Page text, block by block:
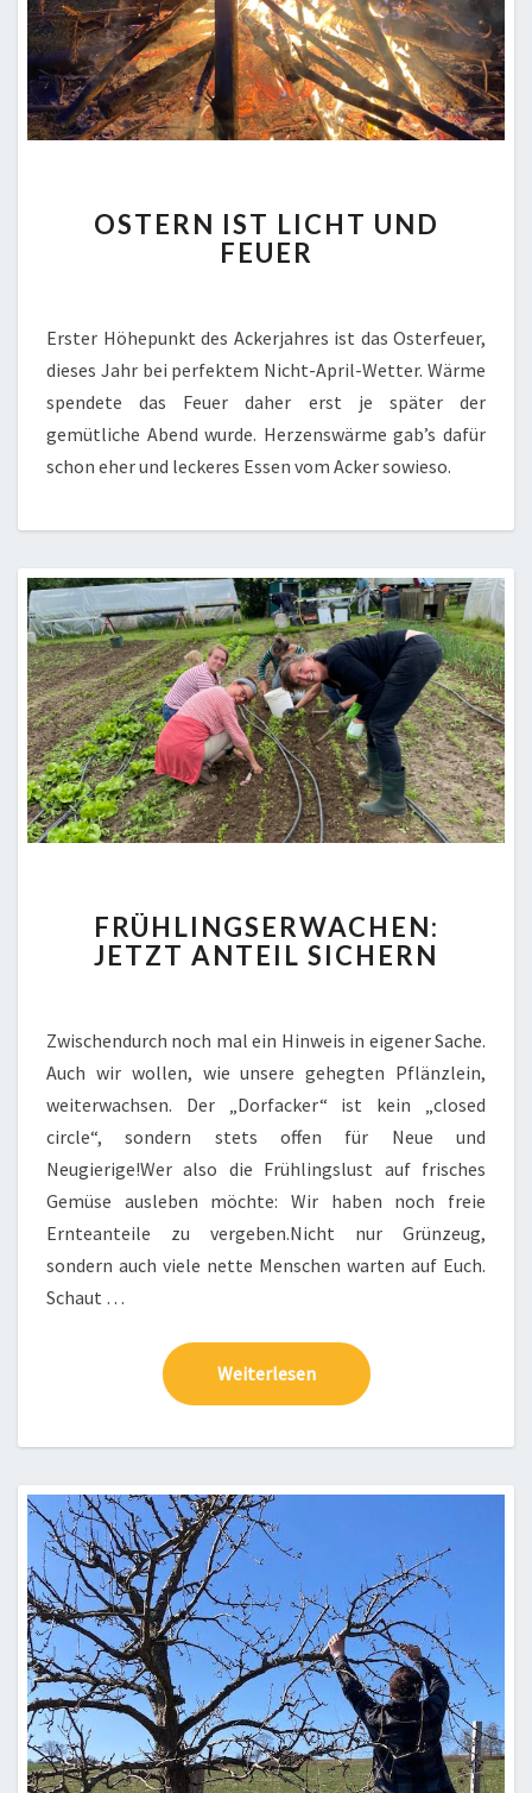
IST
LICHT
OSTERN IST LICHT UND
FEUER
Erster Höhepunkt des Ackerjahres ist das Osterfeuer,
dieses Jahr bei perfektem Nicht-April-Wetter. Wärme
spendete das Feuer daher erst je später der
gemütliche Abend wurde. Herzenswärme gab’s dafür
schon eher und leckeres Essen vom Acker sowieso.
JETZT
ANTEIL
FRÜHLINGSERWACHEN:
JETZT ANTEIL SICHERN
Zwischendurch noch mal ein Hinweis in eigener Sache.
Auch wir wollen, wie unsere gehegten Pflänzlein,
weiterwachsen. Der „Dorfacker“ ist kein „closed
circle“, sondern stets offen für Neue und
Neugierige!Wer also die Frühlingslust auf frisches
Gemüse ausleben möchte: Wir haben noch freie
Ernteanteile zu vergeben.Nicht nur Grünzeug,
sondern auch viele nette Menschen warten auf Euch.
Schaut …
WeiterlesenWeiterlesen